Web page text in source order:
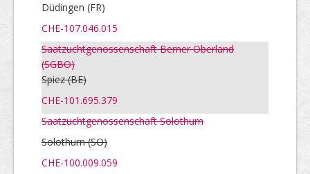
Düdingen (FR)
CHE-107.046.015
Saatzuchtgenossenschaft Berner Oberland
(SGBO)
Spiez(BE)
CHE-101.695.379
Saatzuchtgenossenschaft Solothurn
Solothurn(SO)
CHE-100.009.059